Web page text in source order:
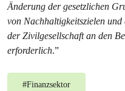
Änderung der gesetzlichen
von Nachhaltigkeitszielen
der Zivilgesellschaft an den
erforderlich.”
#Finanzsektor